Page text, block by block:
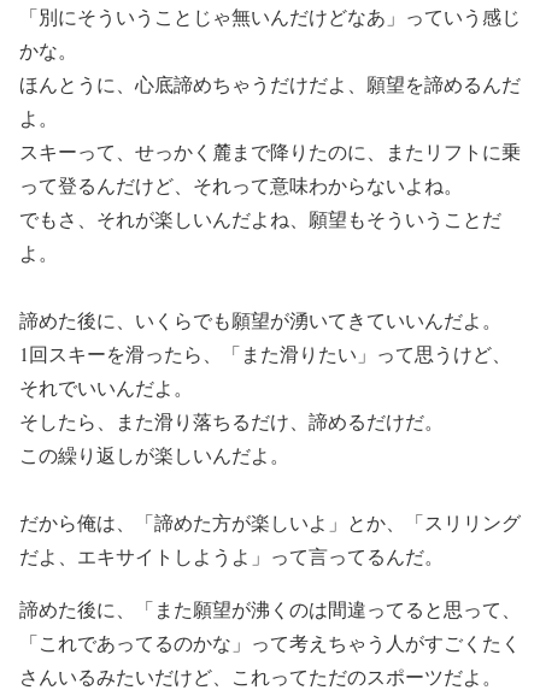
「別にそういうことじゃ無いんだけどなあ」っていう感じ
かな。
ほんとうに、心底諦めちゃうだけだよ、願望を諦めるんだ
よ。
スキーって、せっかく麓まで降りたのに、またリフトに乗
って登るんだけど、それって意味わからないよね。
でもさ、それが楽しいんだよね、願望もそういうことだ
よ。
諦めた後に、いくらでも願望が湧いてきていいんだよ。
1回スキーを滑ったら、「また滑りたい」って思うけど、
それでいいんだよ。
そしたら、また滑り落ちるだけ、諦めるだけだ。
この繰り返しが楽しいんだよ。
だから俺は、「諦めた方が楽しいよ」とか、「スリリング
だよ、エキサイトしようよ」って言ってるんだ。
諦めた後に、「また願望が沸くのは間違ってると思って、
「これであってるのかな」って考えちゃう人がすごくたく
さんいるみたいだけど、これってただのスポーツだよ。